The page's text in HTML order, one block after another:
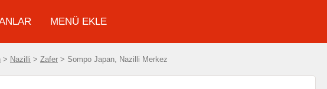
MENÜ EKLE
> Nazilli > Zafer > Sompo Japan, Nazilli Merkez